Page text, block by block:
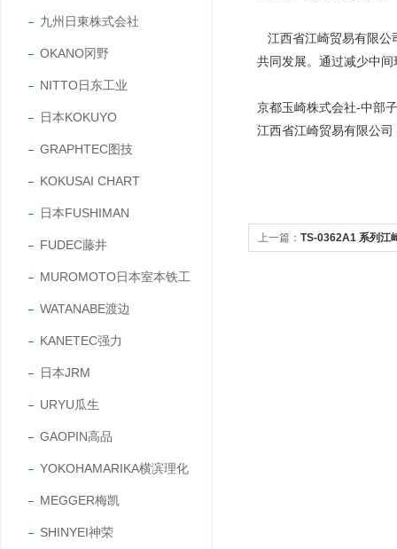
九州日東株式会社
OKANO冈野
NITTO日东工业
日本KOKUYO
GRAPHTEC图技
KOKUSAI CHART
日本FUSHIMAN
FUDEC藤井
MUROMOTO日本室本铁工
WATANABE渡边
KANETEC强力
日本JRM
URYU瓜生
GAOPIN高品
YOKOHAMARIKA横滨理化
MEGGER梅凯
SHINYEI神荣
江西省江崎贸易有限公
共同发展。通过减少中
京都玉崎株式会社-中部
江西省江崎贸易有限公司
上一篇： TS-0362A1 系列江